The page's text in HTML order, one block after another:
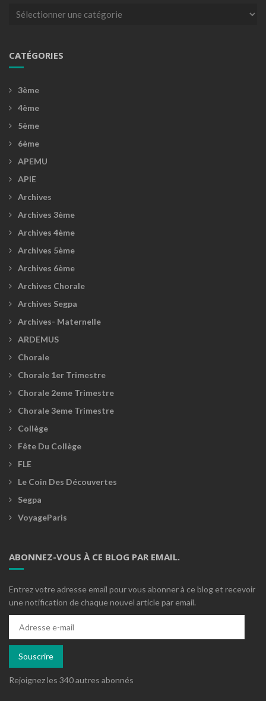
Catégories
CATÉGORIES
3ème
4ème
5ème
6ème
APEMU
APIE
Archives
Archives 3ème
Archives 4ème
Archives 5ème
Archives 6ème
Archives Chorale
Archives Segpa
Archives- Maternelle
ARDEMUS
Chorale
Chorale 1er Trimestre
Chorale 2eme Trimestre
Chorale 3eme Trimestre
Collège
Fête Du Collège
FLE
Le Coin Des Découvertes
Segpa
VoyageParis
ABONNEZ-VOUS À CE BLOG PAR EMAIL.
Entrez votre adresse email pour vous abonner à ce blog et recevoir
une notification de chaque nouvel article par email.
mail
Souscrire
Rejoignez les 340 autres abonnés